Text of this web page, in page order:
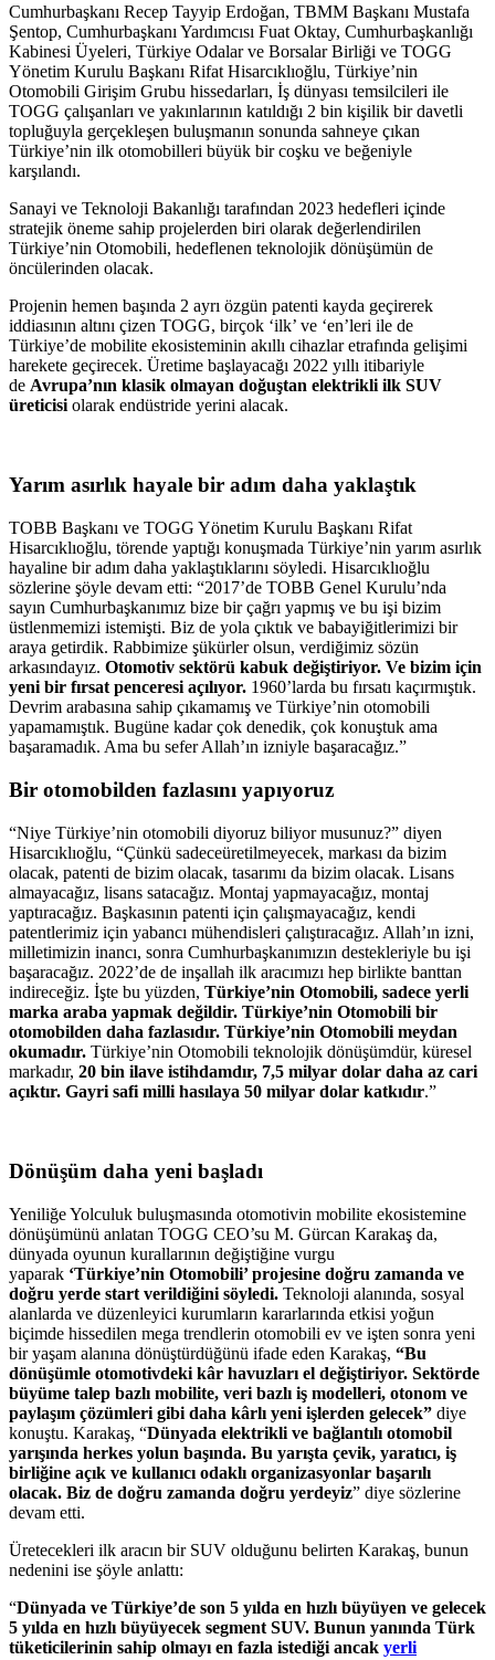
Cumhurbaşkanı Recep Tayyip Erdoğan, TBMM Başkanı Mustafa
Şentop, Cumhurbaşkanı Yardımcısı Fuat Oktay, Cumhurbaşkanlığı
Kabinesi Üyeleri, Türkiye Odalar ve Borsalar Birliği ve TOGG
Yönetim Kurulu Başkanı Rifat Hisarcıklıoğlu, Türkiye’nin
Otomobili Girişim Grubu hissedarları, İş dünyası temsilcileri ile
TOGG çalışanları ve yakınlarının katıldığı 2 bin kişilik bir davetli
topluğuyla gerçekleşen buluşmanın sonunda sahneye çıkan
Türkiye’nin ilk otomobilleri büyük bir coşku ve beğeniyle
karşılandı.
Sanayi ve Teknoloji Bakanlığı tarafından 2023 hedefleri içinde
stratejik öneme sahip projelerden biri olarak değerlendirilen
Türkiye’nin Otomobili, hedeflenen teknolojik dönüşümün de
öncülerinden olacak.
Projenin hemen başında 2 ayrı özgün patenti kayda geçirerek
iddiasının altını çizen TOGG, birçok ‘ilk’ ve ‘en’leri ile de
Türkiye’de mobilite ekosisteminin akıllı cihazlar etrafında gelişimi
harekete geçirecek. Üretime başlayacağı 2022 yıllı itibariyle
de Avrupa’nın klasik olmayan doğuştan elektrikli ilk SUV
üreticisi olarak endüstride yerini alacak.
Yarım asırlık hayale bir adım daha yaklaştık
TOBB Başkanı ve TOGG Yönetim Kurulu Başkanı Rifat
Hisarcıklıoğlu, törende yaptığı konuşmada Türkiye’nin yarım asırlık
hayaline bir adım daha yaklaştıklarını söyledi. Hisarcıklıoğlu
sözlerine şöyle devam etti: “2017’de TOBB Genel Kurulu’nda
sayın Cumhurbaşkanımız bize bir çağrı yapmış ve bu işi bizim
üstlenmemizi istemişti. Biz de yola çıktık ve babayiğitlerimizi bir
araya getirdik. Rabbimize şükürler olsun, verdiğimiz sözün
arkasındayız. Otomotiv sektörü kabuk değiştiriyor. Ve bizim için
yeni bir fırsat penceresi açılıyor. 1960’larda bu fırsatı kaçırmıştık.
Devrim arabasına sahip çıkamamış ve Türkiye’nin otomobili
yapamamıştık. Bugüne kadar çok denedik, çok konuştuk ama
başaramadık. Ama bu sefer Allah’ın izniyle başaracağız.”
Bir otomobilden fazlasını yapıyoruz
“Niye Türkiye’nin otomobili diyoruz biliyor musunuz?” diyen
Hisarcıklıoğlu, “Çünkü sadeceüretilmeyecek, markası da bizim
olacak, patenti de bizim olacak, tasarımı da bizim olacak. Lisans
almayacağız, lisans satacağız. Montaj yapmayacağız, montaj
yaptıracağız. Başkasının patenti için çalışmayacağız, kendi
patentlerimiz için yabancı mühendisleri çalıştıracağız. Allah’ın izni,
milletimizin inancı, sonra Cumhurbaşkanımızın destekleriyle bu işi
başaracağız. 2022’de de inşallah ilk aracımızı hep birlikte banttan
indireceğiz. İşte bu yüzden, Türkiye’nin Otomobili, sadece yerli
marka araba yapmak değildir. Türkiye’nin Otomobili bir
otomobilden daha fazlasıdır. Türkiye’nin Otomobili meydan
okumadır. Türkiye’nin Otomobili teknolojik dönüşümdür, küresel
markadır, 20 bin ilave istihdamdır, 7,5 milyar dolar daha az cari
açıktır. Gayri safi milli hasılaya 50 milyar dolar katkıdır.”
Dönüşüm daha yeni başladı
Yeniliğe Yolculuk buluşmasında otomotivin mobilite ekosistemine
dönüşümünü anlatan TOGG CEO’su M. Gürcan Karakaş da,
dünyada oyunun kurallarının değiştiğine vurgu
yaparak ‘Türkiye’nin Otomobili’ projesine doğru zamanda ve
doğru yerde start verildiğini söyledi. Teknoloji alanında, sosyal
alanlarda ve düzenleyici kurumların kararlarında etkisi yoğun
biçimde hissedilen mega trendlerin otomobili ev ve işten sonra yeni
bir yaşam alanına dönüştürdüğünü ifade eden Karakaş, “Bu
dönüşümle otomotivdeki kâr havuzları el değiştiriyor. Sektörde
büyüme talep bazlı mobilite, veri bazlı iş modelleri, otonom ve
paylaşım çözümleri gibi daha kârlı yeni işlerden gelecek” diye
konuştu. Karakaş, “Dünyada elektrikli ve bağlantılı otomobil
yarışında herkes yolun başında. Bu yarışta çevik, yaratıcı, iş
birliğine açık ve kullanıcı odaklı organizasyonlar başarılı
olacak. Biz de doğru zamanda doğru yerdeyiz” diye sözlerine
devam etti.
Üretecekleri ilk aracın bir SUV olduğunu belirten Karakaş, bunun
nedenini ise şöyle anlattı:
“Dünyada ve Türkiye’de son 5 yılda en hızlı büyüyen ve gelecek
5 yılda en hızlı büyüyecek segment SUV. Bunun yanında Türk
tüketicilerinin sahip olmayı en fazla istediği ancak yerli